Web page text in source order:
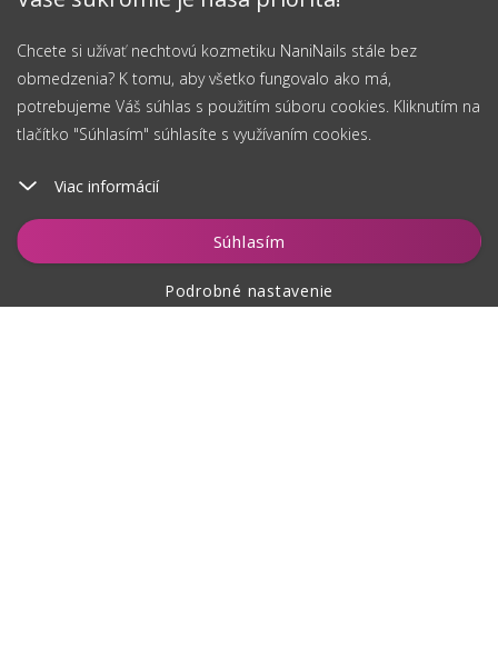
Chcete si užívať nechtovú kozmetiku NaniNails stále bez
obmedzenia? K tomu, aby všetko fungovalo ako má,
potrebujeme Váš súhlas s použitím súboru cookies. Kliknutím na
tlačítko "Súhlasím" súhlasíte s využívaním cookies.
Viac informácií
Súhlasím
Podrobné nastavenie
Vložiť do košíka